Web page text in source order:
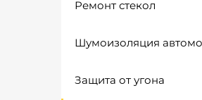
Ремонт стекол
Шумоизоляция
Защита от угона